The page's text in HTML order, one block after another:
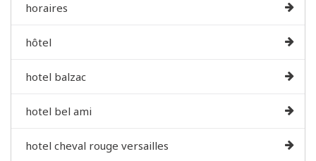
horaires
hôtel
hotel balzac
hotel bel ami
hotel cheval rouge versailles